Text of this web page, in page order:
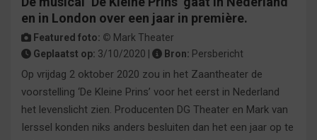
en in London over een jaar in première.
Featured foto: © Mark Theater
Geplaatst op: 3/10/2020 | Bron: Persbericht
Op vrijdag 2 oktober 2020 zou in het Zaantheater de
voorstelling ‘De Kleine Prins’ voor het eerst in Nederland
het levenslicht zien. Producenten DG Theater en Mark van
Ierssel konden niks anders besluiten dan het een jaar op te